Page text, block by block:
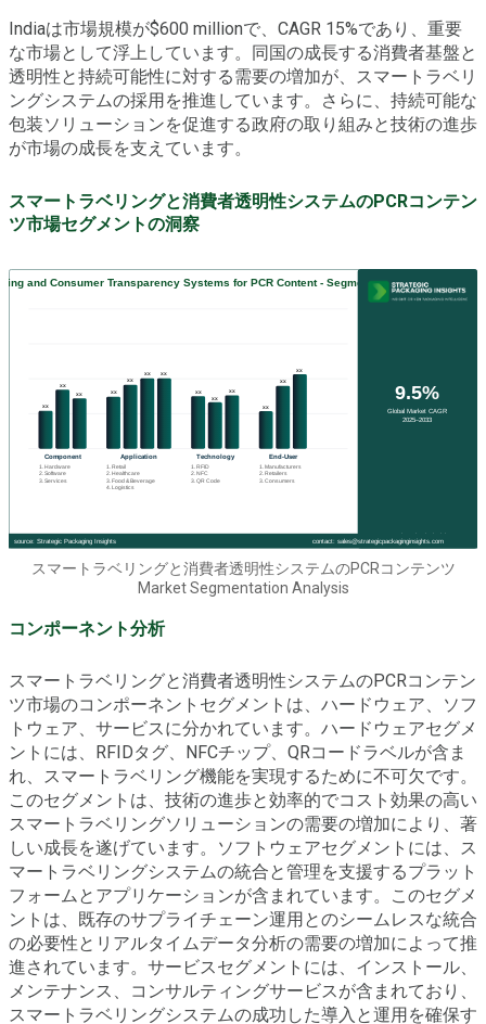
Indiaは市場規模が$600 millionで、CAGR 15%であり、重要
な市場として浮上しています。同国の成長する消費者基盤と
透明性と持続可能性に対する需要の増加が、スマートラベリ
ングシステムの採用を推進しています。さらに、持続可能な
包装ソリューションを促進する政府の取り組みと技術の進歩
が市場の成長を支えています。
スマートラベリングと消費者透明性システムのPCRコンテン
ツ市場セグメントの洞察
スマートラベリングと消費者透明性システムのPCRコンテンツ
Market Segmentation Analysis
コンポーネント分析
スマートラベリングと消費者透明性システムのPCRコンテン
ツ市場のコンポーネントセグメントは、ハードウェア、ソフ
トウェア、サービスに分かれています。ハードウェアセグメ
ントには、RFIDタグ、NFCチップ、QRコードラベルが含ま
れ、スマートラベリング機能を実現するために不可欠です。
このセグメントは、技術の進歩と効率的でコスト効果の高い
スマートラベリングソリューションの需要の増加により、著
しい成長を遂げています。ソフトウェアセグメントには、ス
マートラベリングシステムの統合と管理を支援するプラット
フォームとアプリケーションが含まれています。このセグメ
ントは、既存のサプライチェーン運用とのシームレスな統合
の必要性とリアルタイムデータ分析の需要の増加によって推
進されています。サービスセグメントには、インストール、
メンテナンス、コンサルティングサービスが含まれており、
スマートラベリングシステムの成功した導入と運用を確保す